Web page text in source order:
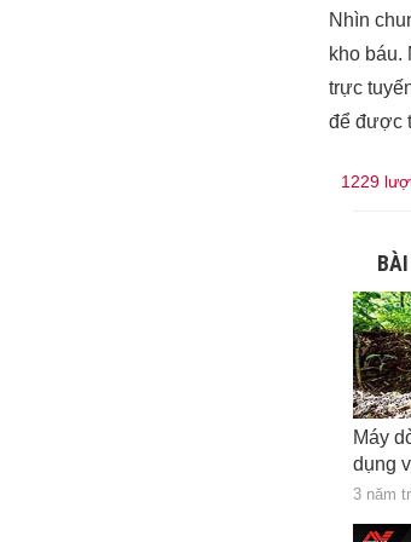
Nhìn
kho báu.
trực
để được
1229
Máy
dụng
3 năm